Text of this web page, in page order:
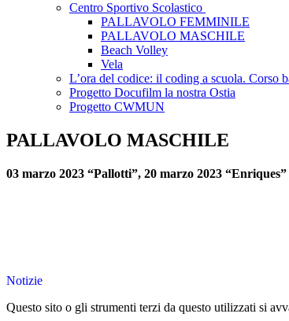
Centro Sportivo Scolastico
PALLAVOLO FEMMINILE
PALLAVOLO MASCHILE
Beach Volley
Vela
L’ora del codice: il coding a scuola. Corso
Progetto Docufilm la nostra Ostia
Progetto CWMUN
PALLAVOLO MASCHILE
03 marzo 2023 “Pallotti”, 20 marzo 2023
Notizie
Questo sito o gli strumenti terzi da questo utilizzati si